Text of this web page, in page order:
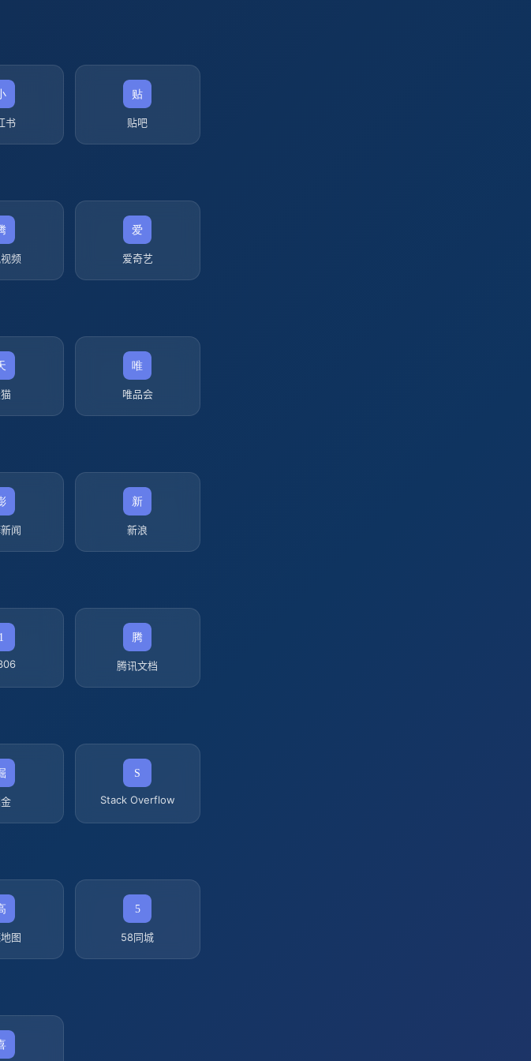
书 贴吧
频 爱奇艺
唯品会
闻 新浪
腾讯文档
Stack Overflow
图 58同城